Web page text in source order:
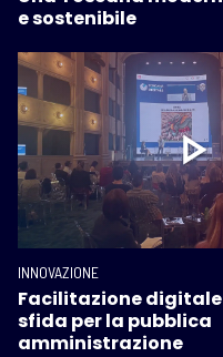
e sostenibile
INNOVAZIONE
Facilitazione digitale
sfida per la pubblica
amministrazione